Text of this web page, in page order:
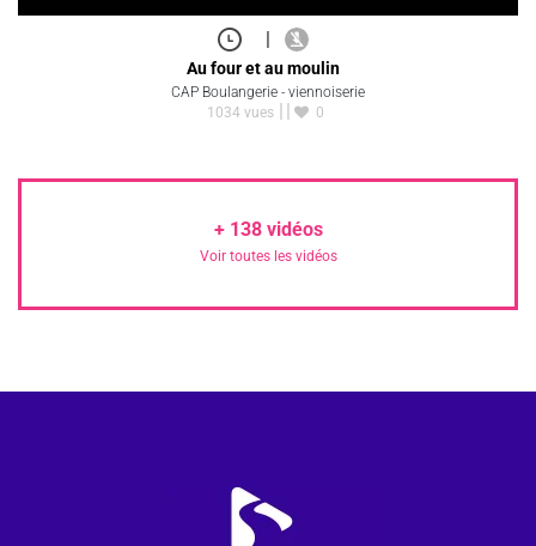
|
Au four et au moulin
CAP Boulangerie - viennoiserie
1034 vues
0
+ 138vidéos
Voir toutes les vidéos